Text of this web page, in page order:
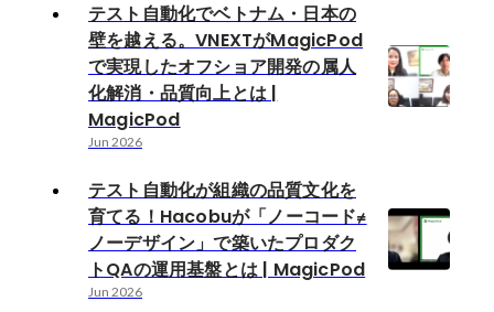
テスト自動化でベトナム・日本の
壁を越える。VNEXTがMagicPod
で実現したオフショア開発の属人
化解消・品質向上とは |
MagicPod
Jun 2026
テスト自動化が組織の品質文化を
育てる！Hacobuが「ノーコード≠
ノーデザイン」で築いたプロダク
トQAの運用基盤とは | MagicPod
Jun 2026